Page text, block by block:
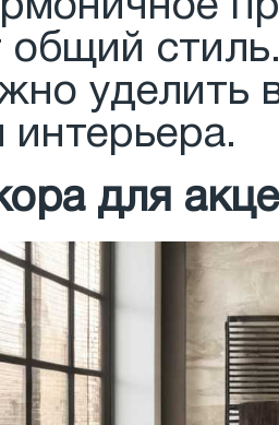
общий
уделить
интерьера.
для